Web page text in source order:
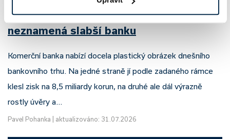
Komerční banka: pokles zisku
neznamená slabší banku
Komerční banka nabízí docela plastický obrázek dnešního
bankovního trhu. Na jedné straně jí podle zadaného rámce
klesl zisk na 8,5 miliardy korun, na druhé ale dál výrazně
rostly úvěry a…
Pavel Pohanka aktualizováno: 31.07.2026